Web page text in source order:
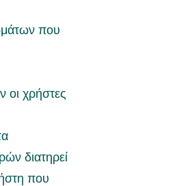
που
οι χρήστες
διατηρεί
που